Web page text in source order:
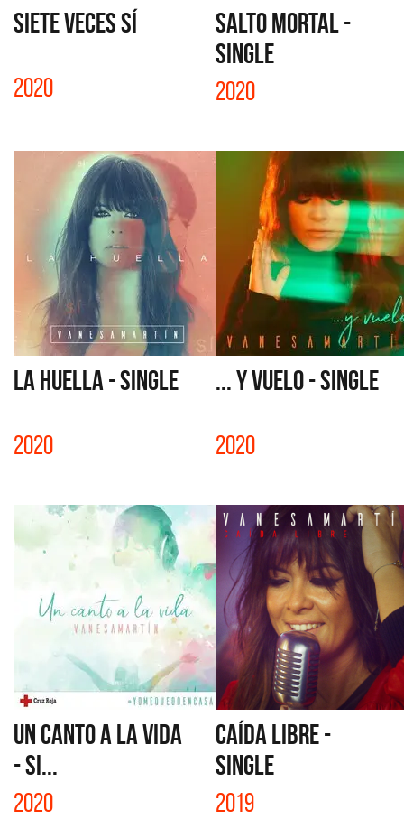
SIETE VECES SÍ
2020
SALTO MORTAL -
SINGLE
2020
LA HUELLA - SINGLE
2020
... Y VUELO - SINGLE
2020
UN CANTO A LA VIDA
- SI...
2020
CAÍDA LIBRE -
SINGLE
2019